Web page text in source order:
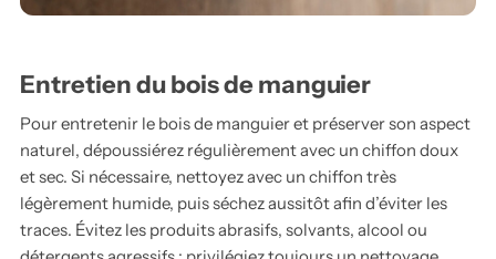
Entretien du bois de manguier
Pour entretenir le bois de manguier et préserver son aspect
naturel, dépoussiérez régulièrement avec un chiffon doux
et sec. Si nécessaire, nettoyez avec un chiffon très
légèrement humide, puis séchez aussitôt afin d’éviter les
traces. Évitez les produits abrasifs, solvants, alcool ou